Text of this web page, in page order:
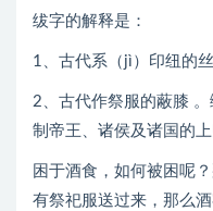
绂字的解释是：
1、古代系（jì）印纽的
2、古代作祭服的蔽膝
制帝王、诸侯及诸国的上
困于酒食，如何被困呢
有祭祀服送过来，那么